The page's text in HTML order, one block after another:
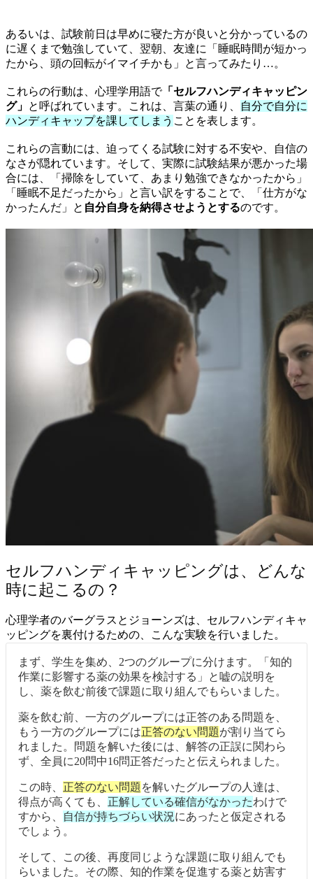
あるいは、試験前日は早めに寝た方が良いと分かっているの
に遅くまで勉強していて、翌朝、友達に「睡眠時間が短かっ
たから、頭の回転がイマイチかも」と言ってみたり…。
これらの行動は、心理学用語で「セルフハンディキャッピン
グ」 と呼ばれています。これは、言葉の通り、
自分で自分に
ハンディキャップを課してしまう ことを表します。
これらの言動には、迫ってくる試験に対する不安や、自信の
なさが隠れています。そして、実際に試験結果が悪かった場
合には、「掃除をしていて、あまり勉強できなかったから」
「睡眠不足だったから」と言い訳をすることで、「仕方がな
かったんだ」と 自分自身を納得させようとするのです。
セルフハンディキャッピングは、どんな
時に起こるの？
心理学者のバーグラスとジョーンズは、セルフハンディキャ
ッピングを裏付けるための、こんな実験を行いました。
まず、学生を集め、2つのグループに分けます。「知的
作業に影響する薬の効果を検討する」と嘘の説明を
し、薬を飲む前後で課題に取り組んでもらいました。
薬を飲む前、一方のグループには正答のある問題を、
もう一方のグループには正答のない問題が割り当てら
れました。問題を解いた後には、解答の正誤に関わら
ず、全員に20問中16問正答だったと伝えられました。
この時、 正答のない問題 を解いたグループの人達は、
得点が高くても、 正解している確信がなかったわけで
すから、
自信が持ちづらい状況にあったと仮定される
でしょう。
そして、この後、再度同じような課題に取り組んでも
らいました。その際、知的作業を促進する薬と妨害す